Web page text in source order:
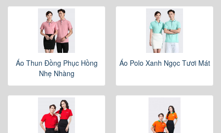
Áo Thun Đồng Phục Hồng
Nhẹ Nhàng
Áo Polo Xanh Ngọc Tươi Mát